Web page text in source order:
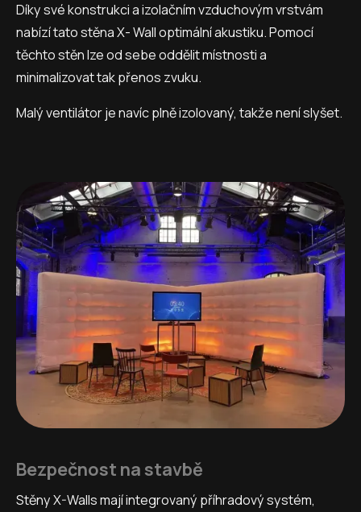
Díky své konstrukci a izolačním vzduchovým vrstvám
nabízí tato stěna X- Wall optimální akustiku. Pomocí
těchto stěn lze od sebe oddělit místnosti a
minimalizovat tak přenos zvuku.
Malý ventilátor je navíc plně izolovaný, takže není slyšet.
Bezpečnost na stavbě
Stěny X-Walls mají integrovaný příhradový systém,